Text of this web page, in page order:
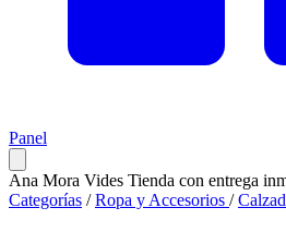
Panel
Ana Mora Vides Tienda con entrega
Categorías / Ropa y Accesorios /